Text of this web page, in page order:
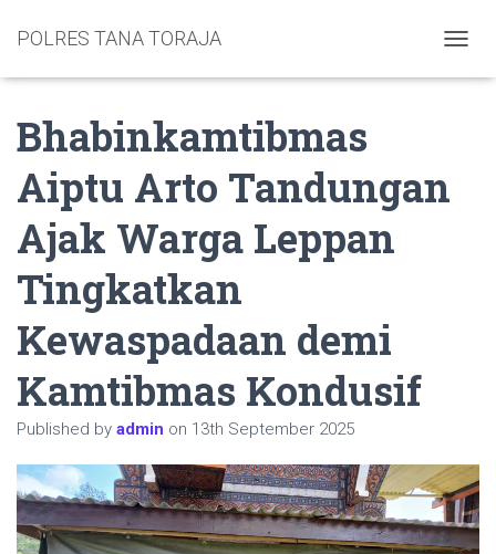
POLRES TANA TORAJA
Bhabinkamtibmas
Aiptu Arto Tandungan
Ajak Warga Leppan
Tingkatkan
Kewaspadaan demi
Kamtibmas Kondusif
Published by admin on 13th September 2025